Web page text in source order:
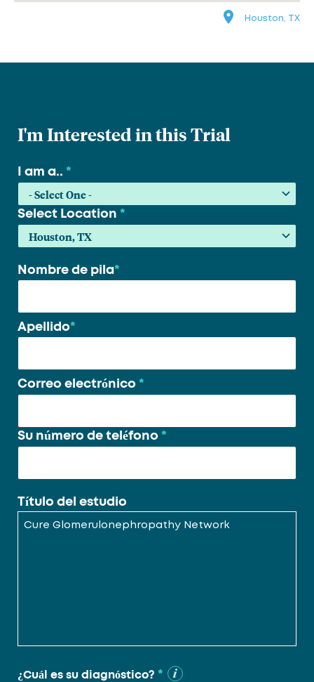
Houston, TX
I'm Interested in this Trial
I am a.. *
Select Location *
Su
Nombre de pila*
Apellido*
Correo electrónico *
Su número de teléfono *
Título del estudio
¿Cuál es su diagnóstico? *